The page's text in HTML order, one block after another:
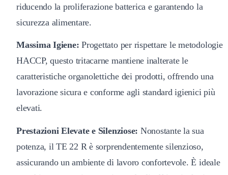
riducendo la proliferazione batterica e garantendo la
sicurezza alimentare.
Massima Igiene: Progettato per rispettare le metodologie
HACCP, questo tritacarne mantiene inalterate le
caratteristiche organolettiche dei prodotti, offrendo una
lavorazione sicura e conforme agli standard igienici più
elevati.
Prestazioni Elevate e Silenziose: Nonostante la sua
potenza, il TE 22 R è sorprendentemente silenzioso,
assicurando un ambiente di lavoro confortevole. È ideale